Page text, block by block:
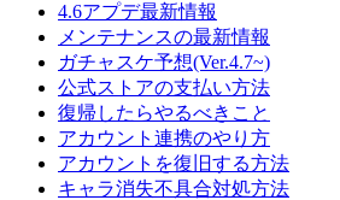
4.6アプデ最新情報
メンテナンスの最新情報
ガチャスケ予想(Ver.4.7~)
公式ストアの支払い方法
復帰したらやるべきこと
アカウント連携のやり方
アカウントを復旧する方法
キャラ消失不具合対処方法